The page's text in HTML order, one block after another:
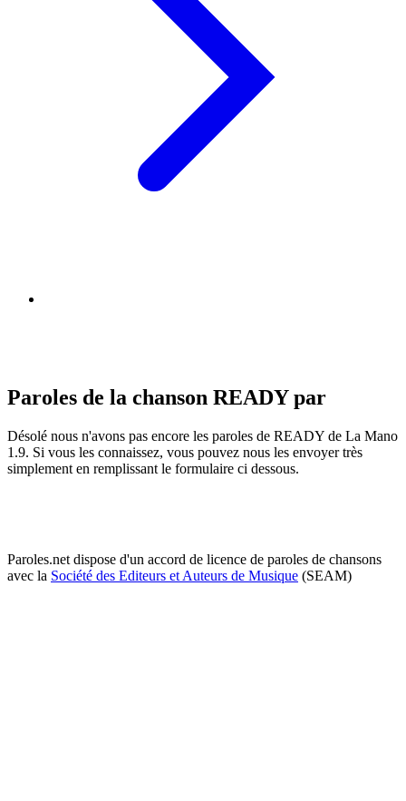
Paroles de la chanson READY par
Désolé nous n'avons pas encore les paroles de READY de La Mano
1.9. Si vous les connaissez, vous pouvez nous les envoyer très
simplement en remplissant le formulaire ci dessous.
Paroles.net dispose d'un accord de licence de paroles de chansons
avec la Société des Editeurs et Auteurs de Musique (SEAM)